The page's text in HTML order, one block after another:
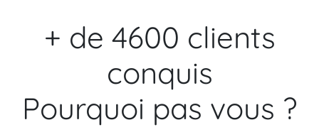
+ de 4600 clients
conquis
Pourquoi pas vous ?